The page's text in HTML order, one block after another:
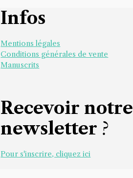
Infos
Mentions légales
Conditions générales de vente
Manuscrits
Recevoir notre
newsletter ?
Pour s'inscrire, cliquez ici